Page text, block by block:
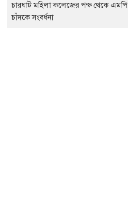
চারঘাট মহিলা কলেজের পক্ষ থেকে এমপি
চাঁদকে সংবর্ধনা